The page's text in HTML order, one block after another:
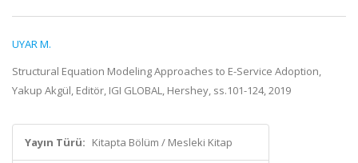
UYAR M.
Structural Equation Modeling Approaches to E-Service Adoption,
Yakup Akgül, Editör, IGI GLOBAL, Hershey, ss.101-124, 2019
Yayın Türü: Kitapta Bölüm / Mesleki Kitap